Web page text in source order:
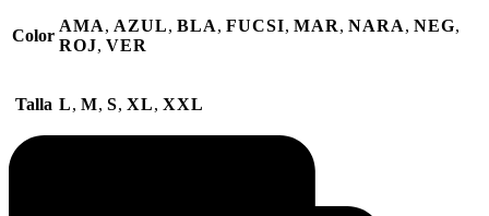
Color
AMA, AZUL, BLA, FUCSI, MAR, NARA, NEG,
ROJ, VER
Talla L, M, S, XL, XXL